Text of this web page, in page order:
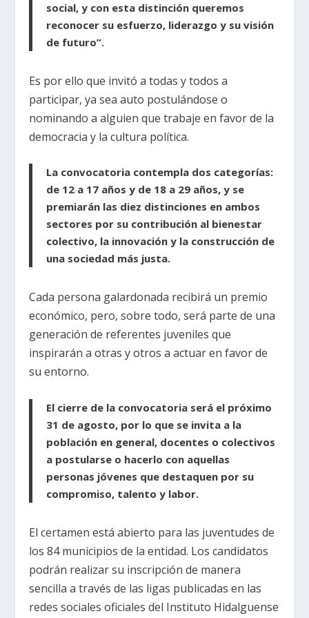
social, y con esta distinción queremos
reconocer su esfuerzo, liderazgo y su visión
de futuro”.
Es por ello que invitó a todas y todos a
participar, ya sea auto postulándose o
nominando a alguien que trabaje en favor de la
democracia y la cultura política.
La convocatoria contempla dos categorías:
de 12 a 17 años y de 18 a 29 años, y se
premiarán las diez distinciones en ambos
sectores por su contribución al bienestar
colectivo, la innovación y la construcción de
una sociedad más justa.
Cada persona galardonada recibirá un premio
económico, pero, sobre todo, será parte de una
generación de referentes juveniles que
inspirarán a otras y otros a actuar en favor de
su entorno.
El cierre de la convocatoria será el próximo
31 de agosto, por lo que se invita a la
población en general, docentes o colectivos
a postularse o hacerlo con aquellas
personas jóvenes que destaquen por su
compromiso, talento y labor.
El certamen está abierto para las juventudes de
los 84 municipios de la entidad. Los candidatos
podrán realizar su inscripción de manera
sencilla a través de las ligas publicadas en las
redes sociales oficiales del Instituto Hidalguense